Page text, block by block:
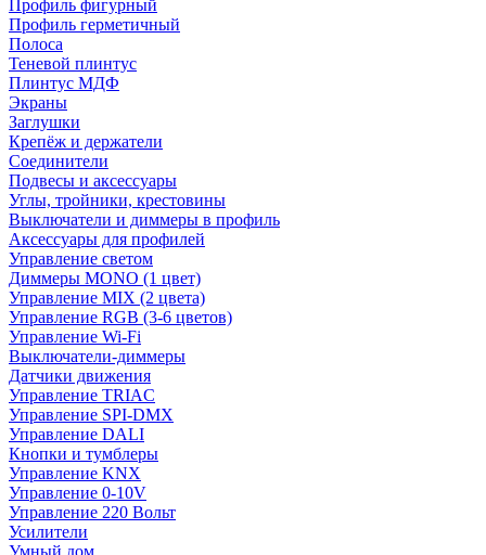
Профиль фигурный
Профиль герметичный
Полоса
Теневой плинтус
Плинтус МДФ
Экраны
Заглушки
Крепёж и держатели
Соединители
Подвесы и аксессуары
Углы, тройники, крестовины
Выключатели и диммеры в профиль
Аксессуары для профилей
Управление светом
Диммеры MONO (1 цвет)
Управление MIX (2 цвета)
Управление RGB (3-6 цветов)
Управление Wi-Fi
Выключатели-диммеры
Датчики движения
Управление TRIAC
Управление SPI-DMX
Управление DALI
Кнопки и тумблеры
Управление KNX
Управление 0-10V
Управление 220 Вольт
Усилители
Умный дом